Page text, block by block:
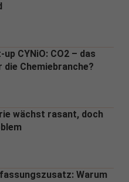
CYNiO: CO2 – das
Chemiebranche?
wächst rasant, doch
Warum